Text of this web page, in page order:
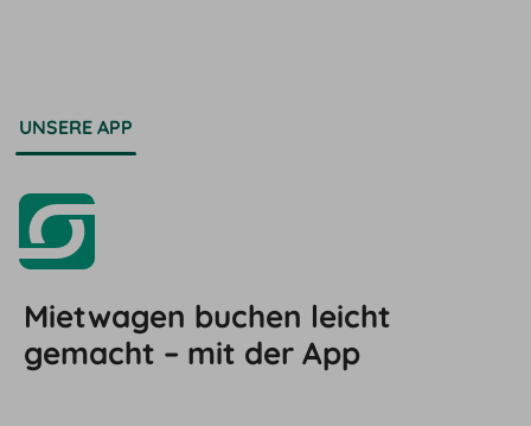
UNSERE APP
Mietwagen buchen leicht
gemacht – mit der App